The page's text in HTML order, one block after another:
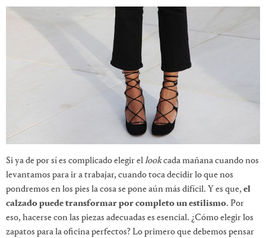
Si ya de por sí es complicado elegir ellookcada mañana cuando nos
levantamos para ir a trabajar, cuando toca decidir lo que nos
pondremos en los pies la cosa se pone aún más difícil. Y es que, el
calzado puede transformar por completo un estilismo. Por
eso, hacerse con las piezas adecuadas es esencial. ¿Cómo elegir los
zapatos para la oficina perfectos? Lo primero que debemos pensar